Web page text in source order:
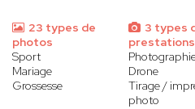
23 types de
photos
Sport
Mariage
Grossesse
3 types
prestations
Drone
Tirage /
photo